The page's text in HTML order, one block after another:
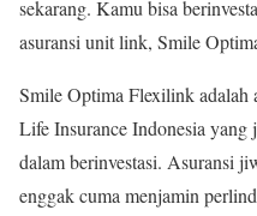
sekarang. Kamu bisa
asuransi unit link, Smile
Smile Optima Flexilink adalah
Life Insurance Indonesia yang
dalam berinvestasi. Asuransi
enggak cuma menjamin